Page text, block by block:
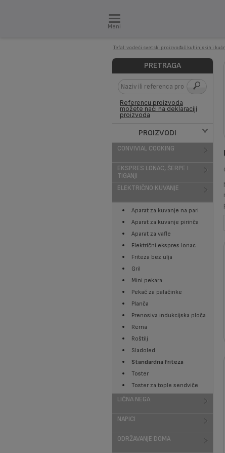
Meni
Tefal: vodeći svetski proizvođač kuhinjskih i
PRETRAGA
Referencu proizvoda
možete naći na deklaraciji
proizvoda
PROIZVODI
CONVIVIAL COOKING
EKSPRES LONAC, ŠERPE I
TIGANJI
ELEKTRIČNO KUVANJE
Aparat za kuvanje na pari
Aparat za kuvanje pirinča
Aparat za vafle
Električni ekspres lonac
Friteza bez ulja
Gril
Mini pekara
Pekač za palačinke
Planča
Prenosiva indukcijska ploča
Rerna
Roštilj
Sladoled
Standardna friteza
Toster
Toster za tople sendviče
LIČNA NEGA
NAPICI
ODRŽAVANJE DOMA